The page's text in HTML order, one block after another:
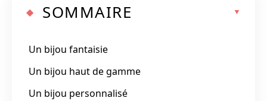
SOMMAIRE
Un bijou fantaisie
Un bijou haut de gamme
Un bijou personnalisé